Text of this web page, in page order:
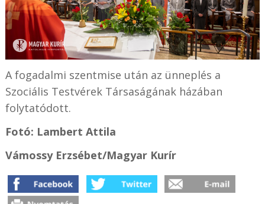
A fogadalmi szentmise után az ünneplés a
Szociális Testvérek Társaságának házában
folytatódott.
Fotó: Lambert Attila
Vámossy Erzsébet/Magyar Kurír